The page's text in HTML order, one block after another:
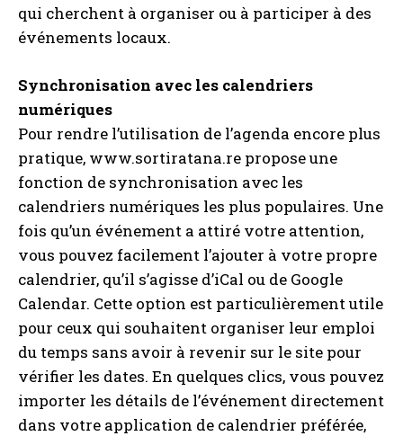
qui cherchent à organiser ou à participer à des
événements locaux.
Synchronisation avec les calendriers
numériques
Pour rendre l’utilisation de l’agenda encore plus
pratique, www.sortiratana.re propose une
fonction de synchronisation avec les
calendriers numériques les plus populaires. Une
fois qu’un événement a attiré votre attention,
vous pouvez facilement l’ajouter à votre propre
calendrier, qu’il s’agisse d’iCal ou de Google
Calendar. Cette option est particulièrement utile
pour ceux qui souhaitent organiser leur emploi
du temps sans avoir à revenir sur le site pour
vérifier les dates. En quelques clics, vous pouvez
importer les détails de l’événement directement
dans votre application de calendrier préférée,